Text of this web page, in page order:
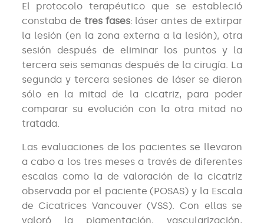
El protocolo terapéutico que se estableció
constaba de tres fases: láser antes de extirpar
la lesión (en la zona externa a la lesión), otra
sesión después de eliminar los puntos y la
tercera seis semanas después de la cirugía. La
segunda y tercera sesiones de láser se dieron
sólo en la mitad de la cicatriz, para poder
comparar su evolución con la otra mitad no
tratada.
Las evaluaciones de los pacientes se llevaron
a cabo a los tres meses a través de diferentes
escalas como la de valoración de la cicatriz
observada por el paciente (POSAS) y la Escala
de Cicatrices Vancouver (VSS). Con ellas se
valoró la pigmentación, vascularización,